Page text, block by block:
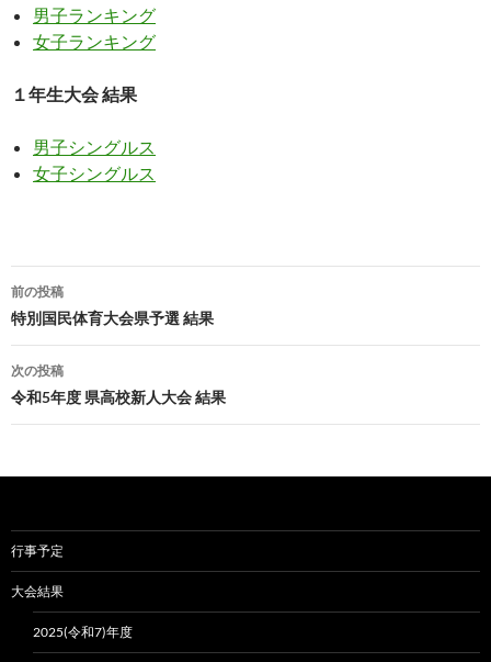
男子ランキング
女子ランキング
１年生大会 結果
男子シングルス
女子シングルス
投
稿
ナ
ビ
ゲ
ー
ョ
ン
前の投稿
特別国民体育大会県予選 結果
次の投稿
令和5年度 県高校新人大会 結果
行事予定
大会結果
2025(令和7)年度